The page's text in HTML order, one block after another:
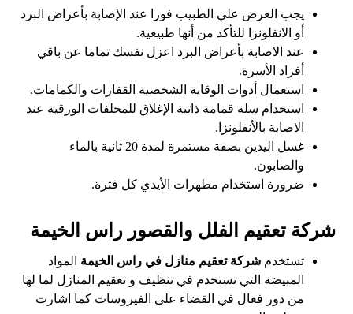
يجب العرض علي الطبيب فورا عند الإصابة بأعراض البرد
أو الانفلونزا للتأكد من أنها طبيعية.
عند الاصابة بأعراض البرد اعزل نفسك تماما عن باقي
أفراد الأسرة.
استعمال أدوات الوقاية الشخصية القفازات والكمامات.
استخدام سلة قمامة ذاتية الإغلاق للمخلفات الورقية عند
الاصابة بالأنفلونزا.
غسل اليدين بصفة مستمرة لمدة 20 ثانية بالماء
والصابون.
ضرورة استخدام مطهرات الأيدي كل فترة.
شركة تعقيم الفلل والقصور راس الخيمة
تستخدمشركة تعقيم منازل في راس الخيمة المواد
المبيضة التي تستخدم في تنظيف و تعقيم المنازل لما لها
من دور فعال في القضاء على الفيروسات كما اشارت